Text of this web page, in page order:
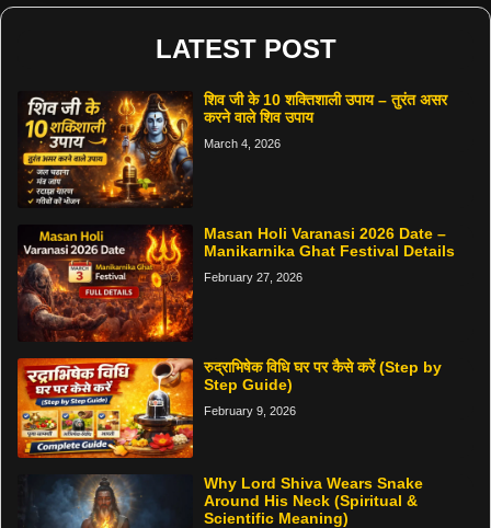
LATEST POST
शिव जी के 10 शक्तिशाली उपाय – तुरंत असर
करने वाले शिव उपाय
March 4, 2026
Masan Holi Varanasi 2026 Date –
Manikarnika Ghat Festival Details
February 27, 2026
रुद्राभिषेक विधि घर पर कैसे करें (Step by
Step Guide)
February 9, 2026
Why Lord Shiva Wears Snake
Around His Neck (Spiritual &
Scientific Meaning)